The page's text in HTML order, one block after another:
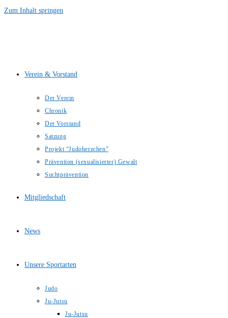
Zum Inhalt springen
Verein & Vorstand
Der Verein
Chronik
Der Vorstand
Satzung
Projekt “Judoherzchen”
Prävention (sexualisierter) Gewalt
Suchtprävention
Mitgliedschaft
News
Unsere Sportarten
Judo
Ju-Jutsu
Ju-Jutsu